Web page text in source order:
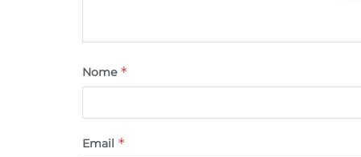
Nome *
Email *